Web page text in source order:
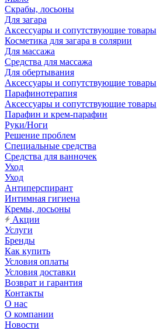
Скрабы, лосьоны
Для загара
Аксессуары и сопутствующие товары
Косметика для загара в солярии
Для массажа
Средства для массажа
Для обертывания
Аксессуары и сопутствующие товары
Парафинотерапия
Аксессуары и сопутствующие товары
Парафин и крем-парафин
Руки/Ноги
Решение проблем
Специальные средства
Средства для ванночек
Уход
Уход
Антиперспирант
Интимная гигиена
Кремы, лосьоны
Акции
Услуги
Бренды
Как купить
Условия оплаты
Условия доставки
Возврат и гарантия
Контакты
О нас
О компании
Новости